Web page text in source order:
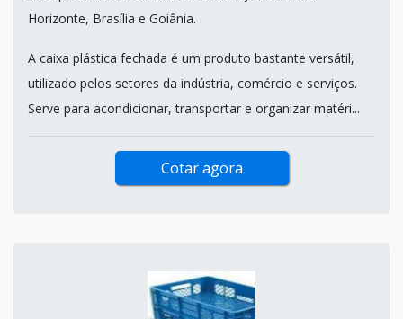
Horizonte, Brasília e Goiânia.
A caixa plástica fechada é um produto bastante versátil,
utilizado pelos setores da indústria, comércio e serviços.
Serve para acondicionar, transportar e organizar matéri...
Cotar agora